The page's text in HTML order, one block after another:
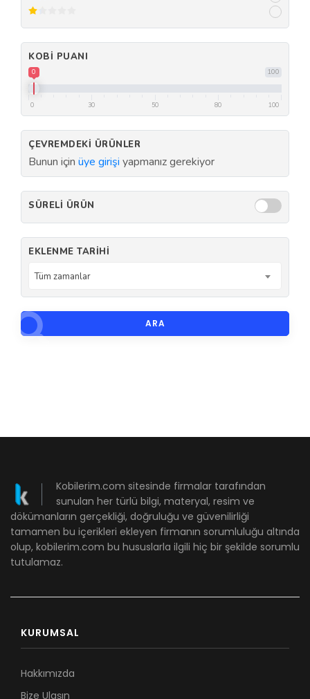
KOBI PUANI
100
0
0 30 50 80 100
ÇEVREMDEKI ÜRÜNLER
Bunun için üye girişi yapmanız gerekiyor
SÜRELI ÜRÜN
EKLENME TARIHI
Tüm zamanlar
ARA
Kobilerim.com sitesinde firmalar tarafından
sunulan her türlü bilgi, materyal, resim ve
dökümanların gerçekliği, doğruluğu ve güvenilirliği
tamamen bu içerikleri ekleyen firmanın sorumluluğu altında
olup, kobilerim.com bu hususlarla ilgili hiç bir şekilde sorumlu
tutulamaz.
KURUMSAL
Hakkımızda
Bize Ulaşın